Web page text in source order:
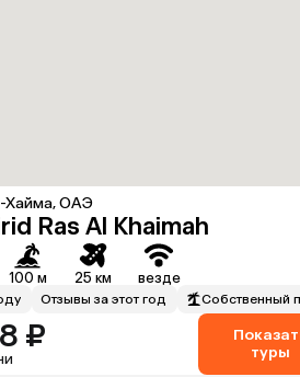
Хайма, ОАЭ
Ras Al Khaimah
100 м 25 км везде
Отзывы за этот год Собственный
₽
туры